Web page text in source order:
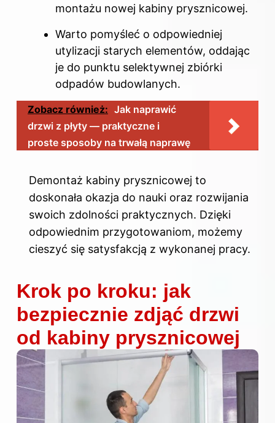
montażu nowej kabiny prysznicowej.
Warto pomyśleć o odpowiedniej
utylizacji starych elementów, oddając
je do punktu selektywnej zbiórki
odpadów budowlanych.
Zobacz również: Jak naprawić
drzwi z płyty — praktyczne i
proste sposoby na trwałą naprawę
Demontaż kabiny prysznicowej to
doskonała okazja do nauki oraz rozwijania
swoich zdolności praktycznych. Dzięki
odpowiednim przygotowaniom, możemy
cieszyć się satysfakcją z wykonanej pracy.
Krok po kroku: jak
bezpiecznie zdjąć drzwi
od kabiny prysznicowej